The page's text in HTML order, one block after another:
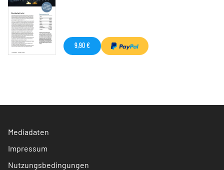
9,90 €
Mediadaten
Impressum
Nutzungsbedingungen